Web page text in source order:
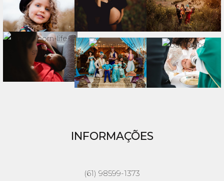
INFORMAÇÕES
(61) 98599-1373